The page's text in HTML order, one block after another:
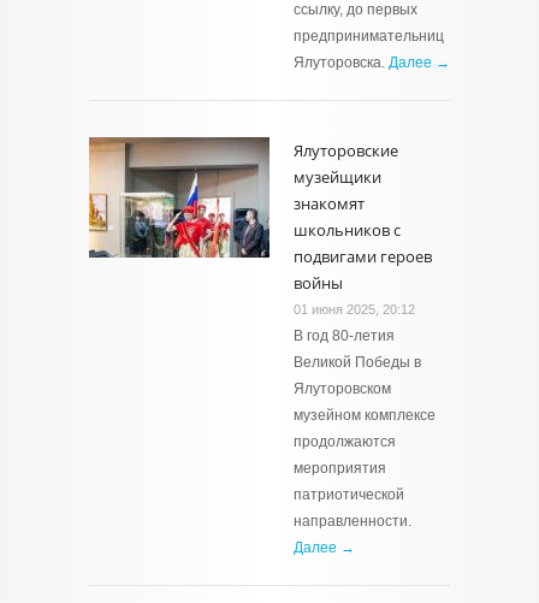
ссылку, до первых
предпринимательниц
Ялуторовска. Далее →
Ялуторовские
музейщики
знакомят
школьников с
подвигами героев
войны
01 июня 2025, 20:12
В год 80-летия
Великой Победы в
Ялуторовском
музейном комплексе
продолжаются
мероприятия
патриотической
направленности.
Далее →